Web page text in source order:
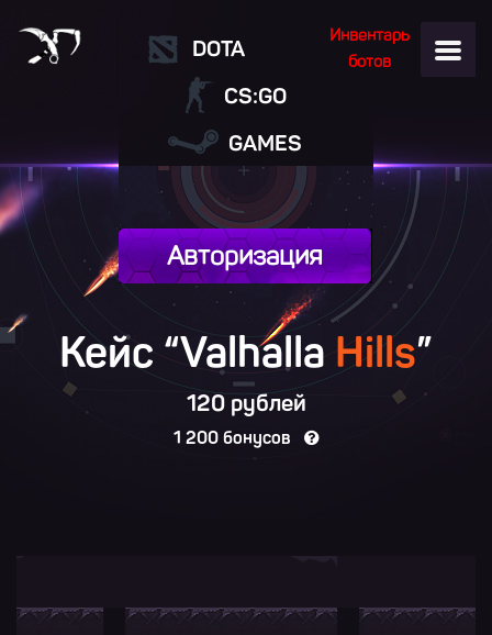
Инвентарь
ботов
DOTA
CS:GO
GAMES
Авторизация
Кейс “Valhalla Hills”
120 рублей
1 200 бонусов